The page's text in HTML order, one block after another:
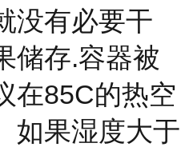
没有必要干
储存.容器被
在85C的热空
如果湿度大于